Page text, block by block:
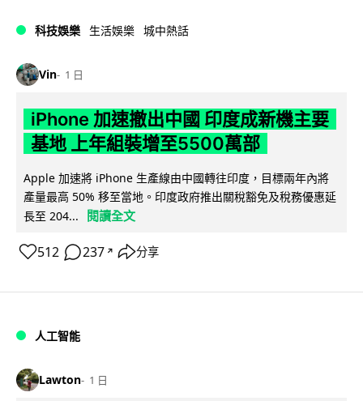
科技娛樂 生活娛樂 城中熱話
Vin 1 日
iPhone 加速撤出中國 印度成新機主要
基地 上年組裝增至5500萬部
Apple 加速將 iPhone 生產線由中國轉往印度，目標兩年內將
產量最高 50% 移至當地。印度政府推出關稅豁免及稅務優惠延
長至 204...
閱讀全文
512 237 ↗ 分享
人工智能
Lawton 1 日